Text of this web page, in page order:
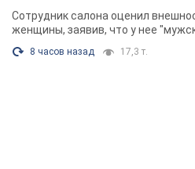
химиотерапии, разгорелся
Фото
Сотрудник салона оценил
женщины, заявив, что у нее
8 часов назад 17,3 т.